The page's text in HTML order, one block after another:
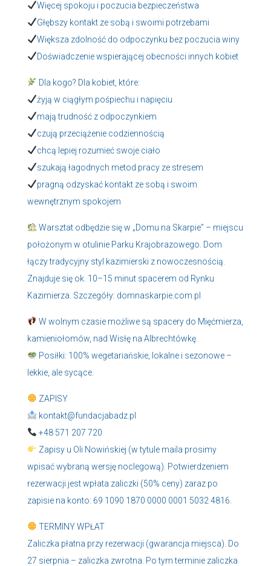
Więcej spokoju i poczucia bezpieczeństwa
Głębszy kontakt ze sobą i swoimi potrzebami
Większa zdolność do odpoczynku bez poczucia winy
Doświadczenie wspierającej obecności innych kobiet
Dla kogo? Dla kobiet, które:
żyją w ciągłym pośpiechu i napięciu
mają trudność z odpoczynkiem
czują przeciążenie codziennością
chcą lepiej rozumieć swoje ciało
szukają łagodnych metod pracy ze stresem
pragną odzyskać kontakt ze sobą i swoim
wewnętrznym spokojem
Warsztat odbędzie się w „Domu na Skarpie” – miejscu
położonym w otulinie Parku Krajobrazowego. Dom
łączy tradycyjny styl kazimierski z nowoczesnością.
Znajduje się ok. 10–15 minut spacerem od Rynku
Kazimierza. Szczegóły: domnaskarpie.com.pl
W wolnym czasie możliwe są spacery do Mięćmierza,
kamieniołomów, nad Wisłę na Albrechtówkę.
Posiłki: 100% wegetariańskie, lokalne i sezonowe –
lekkie, ale sycące.
ZAPISY
kontakt@fundacjabadz.pl
+48 571 207 720
Zapisy u Oli Nowińskiej (w tytule maila prosimy
wpisać wybraną wersję noclegową). Potwierdzeniem
rezerwacji jest wpłata zaliczki (50% ceny) zaraz po
zapisie na konto: 69 1090 1870 0000 0001 5032 4816.
TERMINY WPŁAT
Zaliczka płatna przy rezerwacji (gwarancja miejsca). Do
27 sierpnia – zaliczka zwrotna. Po tym terminie zaliczka